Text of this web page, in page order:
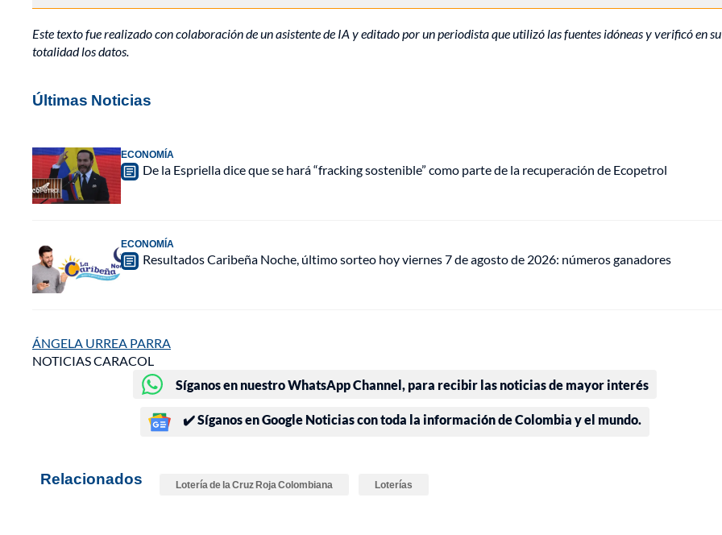
Este texto fue realizado con colaboración de un asistente de IA y editado por un periodista que utilizó las fuentes idóneas y verificó en su
totalidad los datos.
Últimas Noticias
ECONOMÍA
De la Espriella dice que se hará “fracking sostenible” como parte de la recuperación de Ecopetrol
ECONOMÍA
Resultados Caribeña Noche, último sorteo hoy viernes 7 de agosto de 2026: números ganadores
ÁNGELA URREA PARRA
NOTICIAS CARACOL
Síganos en nuestro WhatsApp Channel, para recibir las noticias de mayor interés
✔️ Síganos en Google Noticias con toda la información de Colombia y el mundo.
Relacionados Lotería de la Cruz Roja Colombiana Loterías